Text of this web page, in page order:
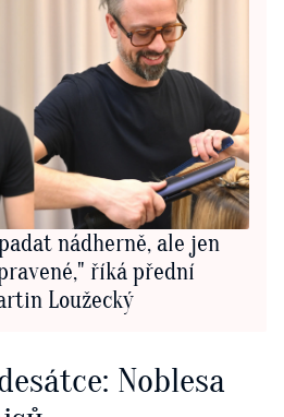
nádherně, ale jen
říká přední
Loužecký
Noblesa